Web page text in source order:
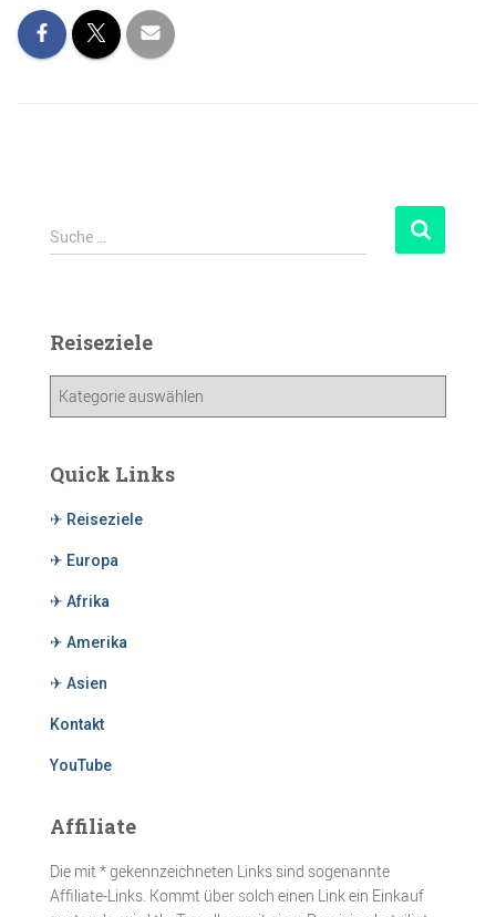
Suche …
Reiseziele
Quick Links
✈ Reiseziele
✈ Europa
✈ Afrika
✈ Amerika
✈ Asien
Kontakt
YouTube
Affiliate
Die mit * gekennzeichneten Links sind sogenannte
Affiliate-Links. Kommt über solch einen Link ein Einkauf